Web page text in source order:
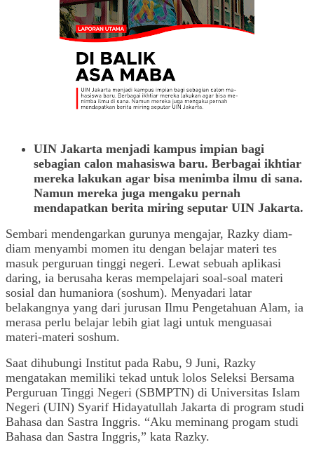
UIN Jakarta menjadi kampus impian bagi
sebagian calon mahasiswa baru. Berbagai ikhtiar
mereka lakukan agar bisa menimba ilmu di sana.
Namun mereka juga mengaku pernah
mendapatkan berita miring seputar UIN Jakarta.
Sembari mendengarkan gurunya mengajar, Razky diam-
diam menyambi momen itu dengan belajar materi tes
masuk perguruan tinggi negeri. Lewat sebuah aplikasi
daring, ia berusaha keras mempelajari soal-soal materi
sosial dan humaniora (soshum). Menyadari latar
belakangnya yang dari jurusan Ilmu Pengetahuan Alam, ia
merasa perlu belajar lebih giat lagi untuk menguasai
materi-materi soshum.
Saat dihubungi Institut pada Rabu, 9 Juni, Razky
mengatakan memiliki tekad untuk lolos Seleksi Bersama
Perguruan Tinggi Negeri (SBMPTN) di Universitas Islam
Negeri (UIN) Syarif Hidayatullah Jakarta di program studi
Bahasa dan Sastra Inggris. “Aku meminang progam studi
Bahasa dan Sastra Inggris,” kata Razky.